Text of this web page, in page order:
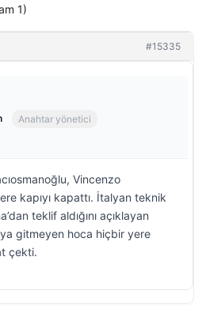
1)
#15335
Anahtar yönetici
Vincenzo
kapıyı kapattı. İtalyan teknik
teklif aldığını açıklayan
gitmeyen hoca hiçbir yere
çekti.